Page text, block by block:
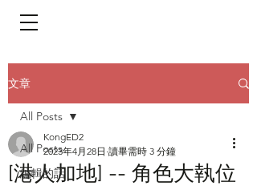
文章
All Posts
編輯的話
All Posts
[港人加地] -- 角色大執位
KongED2
2023年4月28日 讀畢需時 3 分鐘